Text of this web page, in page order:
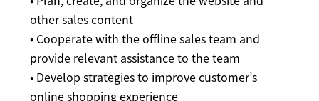
other sales content
• Cooperate with the offline sales team and
provide relevant assistance to the team
• Develop strategies to improve customer’s
online shopping experience